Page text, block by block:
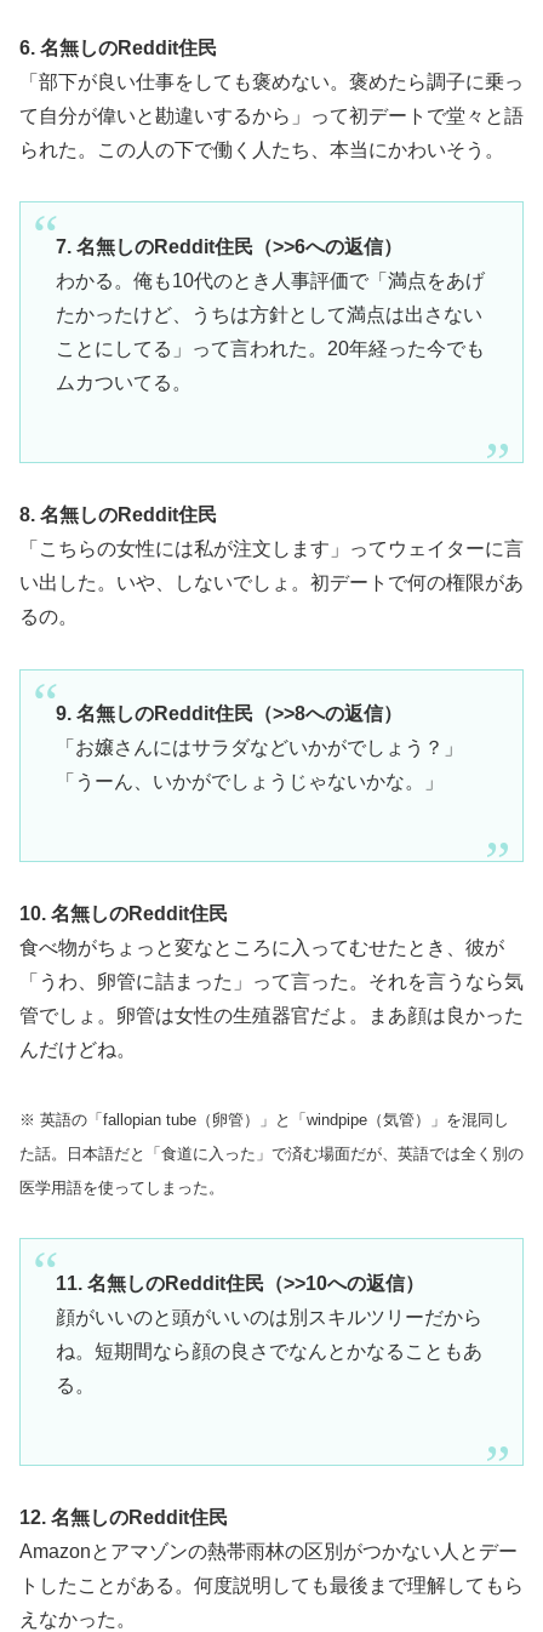
6. 名無しのReddit住民
「部下が良い仕事をしても褒めない。褒めたら調子に乗っ
て自分が偉いと勘違いするから」って初デートで堂々と語
られた。この人の下で働く人たち、本当にかわいそう。
7. 名無しのReddit住民（>>6への返信）
わかる。俺も10代のとき人事評価で「満点をあげ
たかったけど、うちは方針として満点は出さない
ことにしてる」って言われた。20年経った今でも
ムカついてる。
8. 名無しのReddit住民
「こちらの女性には私が注文します」ってウェイターに言
い出した。いや、しないでしょ。初デートで何の権限があ
るの。
9. 名無しのReddit住民（>>8への返信）
「お嬢さんにはサラダなどいかがでしょう？」
「うーん、いかがでしょうじゃないかな。」
10. 名無しのReddit住民
食べ物がちょっと変なところに入ってむせたとき、彼が
「うわ、卵管に詰まった」って言った。それを言うなら気
管でしょ。卵管は女性の生殖器官だよ。まあ顔は良かった
んだけどね。
※ 英語の「fallopian tube（卵管）」と「windpipe（気管）」を混同し
た話。日本語だと「食道に入った」で済む場面だが、英語では全く別の
医学用語を使ってしまった。
11. 名無しのReddit住民（>>10への返信）
顔がいいのと頭がいいのは別スキルツリーだから
ね。短期間なら顔の良さでなんとかなることもあ
る。
12. 名無しのReddit住民
Amazonとアマゾンの熱帯雨林の区別がつかない人とデー
トしたことがある。何度説明しても最後まで理解してもら
えなかった。